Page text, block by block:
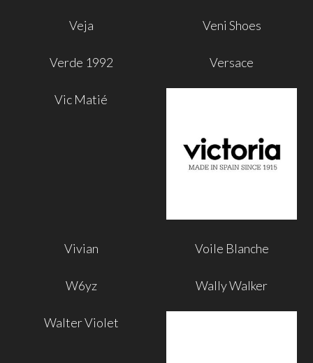
Veja Veni Shoes
Verde 1992 Versace
Vic Matié
Vivian Voile Blanche
W6yz Wally Walker
Walter Violet